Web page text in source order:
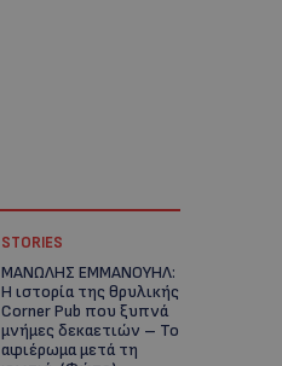
STORIES
ΜΑΝΩΛΗΣ ΕΜΜΑΝΟΥΗΛ:
Η ιστορία της θρυλικής
Corner Pub που ξυπνά
μνήμες δεκαετιών – Το
αφιέρωμα μετά τη